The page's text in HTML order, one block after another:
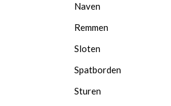
Naven
Remmen
Sloten
Spatborden
Sturen